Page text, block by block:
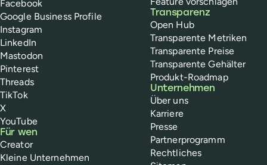
Facebook
Google Business Profile
Instagram
LinkedIn
Mastodon
Pinterest
Threads
TikTok
X
YouTube
Für wen
Creator
Kleine Unternehmen
Transparenz
Open Hub
Transparente Metriken
Transparente Preise
Transparente Gehälter
Produkt-Roadmap
Unternehmen
Über uns
Karriere
Presse
Partnerprogramm
Rechtliches